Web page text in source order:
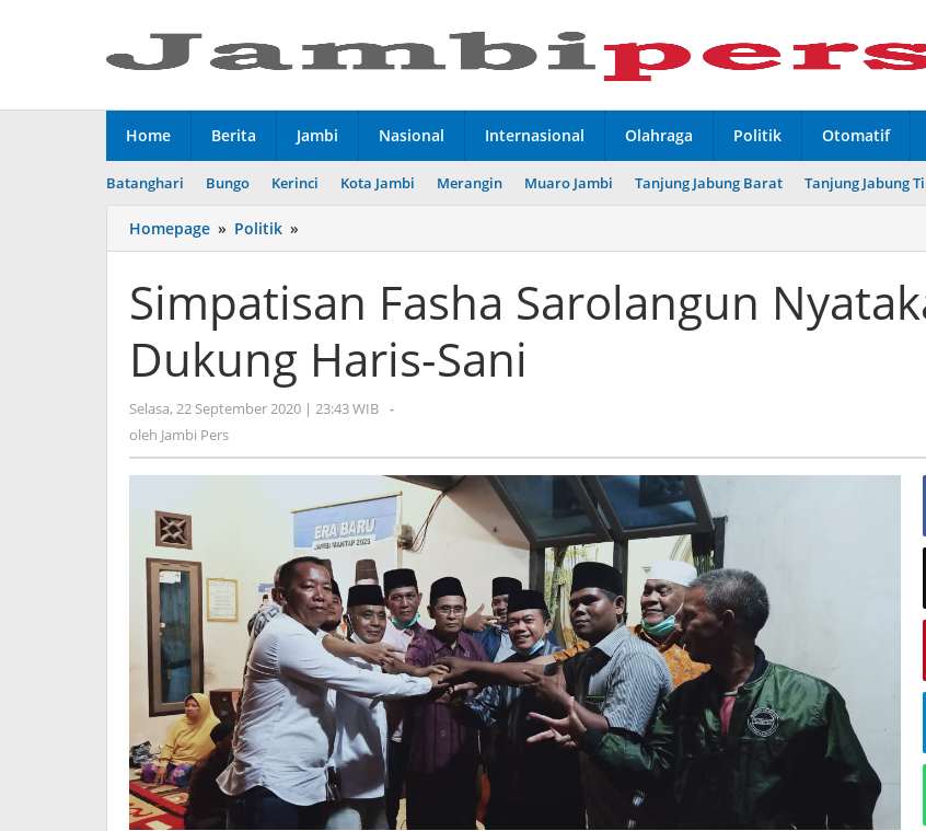
Home Berita Jambi Nasional Internasional Olahraga Politik Otomatif
Batanghari Bungo Kerinci Kota Jambi Merangin Muaro Jambi Tanjung Jabung Barat Tanjung Jabung
Homepage » Politik »
Fasha
Nyatakan
Dukung
Haris-
Sani
Simpatisan Fasha Sarolangun
Dukung Haris-Sani
Selasa, 22 September 2020 | 23:43 WIB oleh
-
oleh Jambi Pers